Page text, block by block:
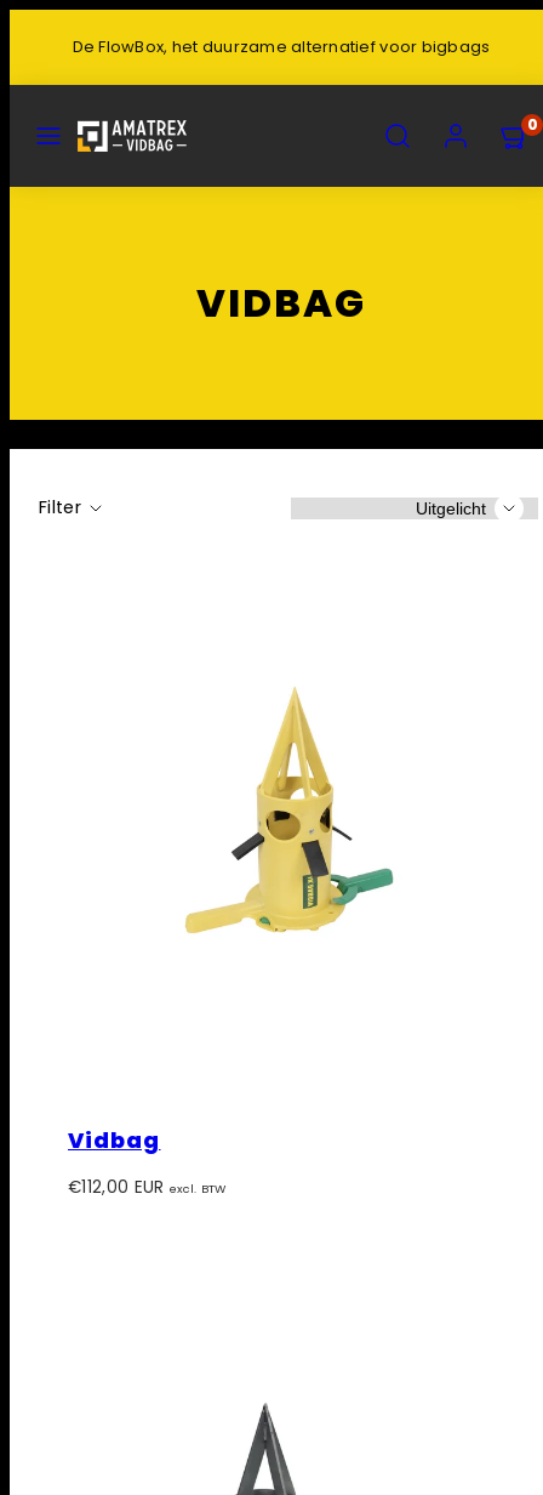
De FlowBox, het duurzame alternatief voor bigbags
MENU ACCOUNT0
VIDBAG
Filter Sorteer
Vidbag
Prijs
€112,00 EUR excl. BTW